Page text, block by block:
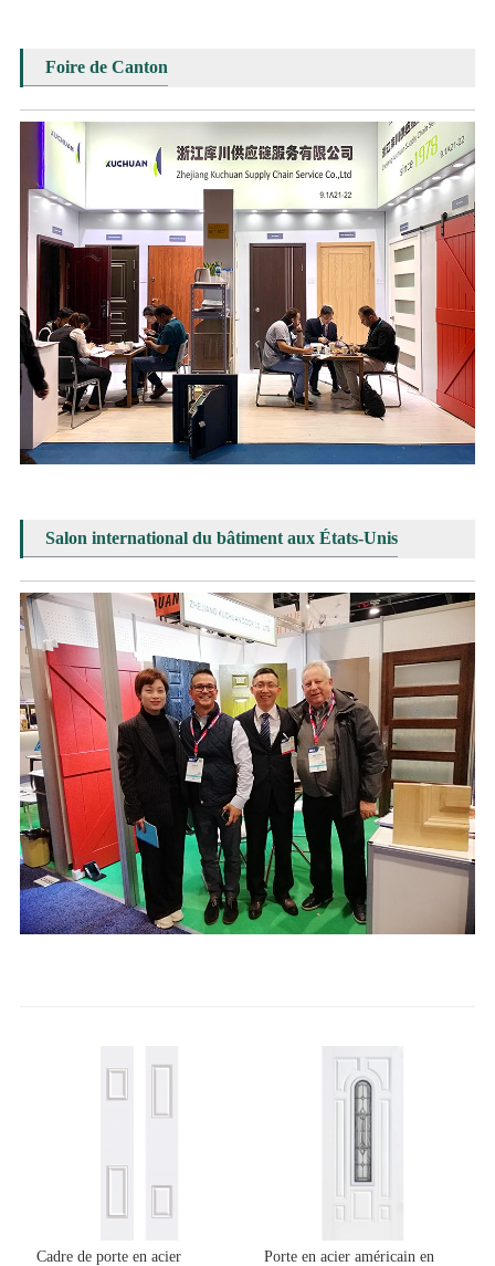
Foire de Canton
Salon international du bâtiment aux États-Unis
Cadre de porte en acier
Porte en acier américain en